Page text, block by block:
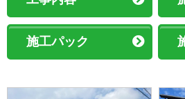
施工パック